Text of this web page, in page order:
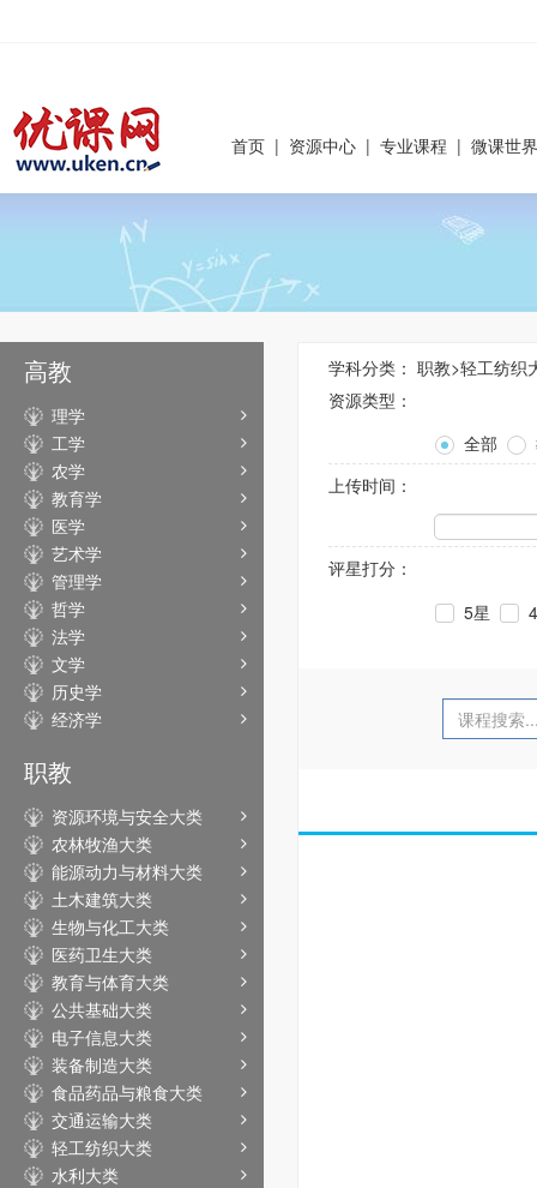
首页 | 资源中心 | 专业课程 | 微课世界
高教
理学
工学
农学
教育学
医学
艺术学
管理学
哲学
法学
文学
历史学
经济学
职教
资源环境与安全大类
农林牧渔大类
能源动力与材料大类
土木建筑大类
生物与化工大类
医药卫生大类
教育与体育大类
公共基础大类
电子信息大类
装备制造大类
食品药品与粮食大类
交通运输大类
轻工纺织大类
水利大类
学科分类： 职教>轻工纺织
资源类型：
全部
上传时间：
评星打分：
5星